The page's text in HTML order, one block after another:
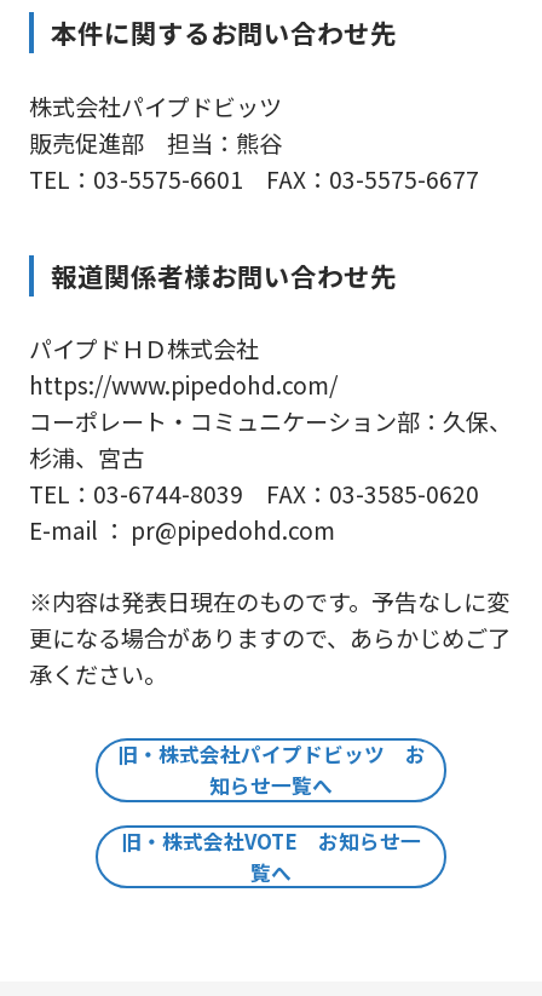
本件に関するお問い合わせ先
株式会社パイプドビッツ
販売促進部 担当：熊谷
TEL：03-5575-6601 FAX：03-5575-6677
報道関係者様お問い合わせ先
パイプドＨＤ株式会社
https://www.pipedohd.com/
コーポレート・コミュニケーション部：久保、
杉浦、宮古
TEL：03-6744-8039 FAX：03-3585-0620
E-mail ： pr@pipedohd.com
※内容は発表日現在のものです。予告なしに変
更になる場合がありますので、あらかじめご了
承ください。
旧・株式会社パイプドビッツ お
知らせ一覧へ
旧・株式会社VOTE お知らせ一
覧へ